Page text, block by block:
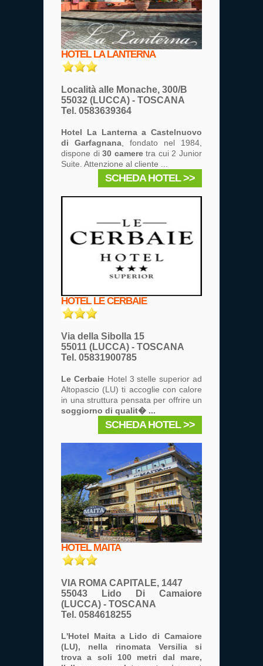
HOTEL LA LANTERNA
Località alle Monache, 300/B
55032 (LUCCA) - TOSCANA
Tel. 0583639364
Hotel La Lanterna a Castelnuovo
di Garfagnana , fondato nel 1984,
dispone di30 cameretra cui 2 Junior
Suite. Attenzione al cliente ...
SCHEDA HOTEL >>
HOTEL LE CERBAIE
Via della Sibolla 15
55011 (LUCCA) - TOSCANA
Tel. 05831900785
Le CerbaieHotel 3 stelle superior ad
Altopascio (LU) ti accoglie con calore
in una struttura pensata per offrire un
soggiorno di qualit� ...
SCHEDA HOTEL >>
HOTEL MAITA
VIA ROMA CAPITALE, 1447
55043 Lido Di Camaiore
(LUCCA) - TOSCANA
Tel. 0584618255
L'Hotel Maita a Lido di Camaiore
(LU), nella rinomata Versilia si
trovaa soli 100 metri dal mare,